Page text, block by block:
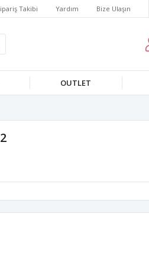
Takibi Yardım Bize Ulaşın
OUTLET